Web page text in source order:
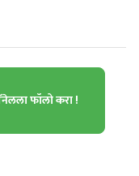
फॉलो करा !